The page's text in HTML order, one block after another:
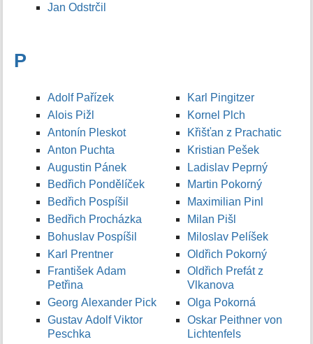
Jan Odstrčil
P
Adolf Pařízek
Alois Pižl
Antonín Pleskot
Anton Puchta
Augustin Pánek
Bedřich Pondělíček
Bedřich Pospíšil
Bedřich Procházka
Bohuslav Pospíšil
Karl Prentner
František Adam
Petřina
Georg Alexander Pick
Gustav Adolf Viktor
Peschka
Karl Pingitzer
Kornel Plch
Křišťan z Prachatic
Kristian Pešek
Ladislav Peprný
Martin Pokorný
Maximilian Pinl
Milan Pišl
Miloslav Pelíšek
Oldřich Pokorný
Oldřich Prefát z
Vlkanova
Olga Pokorná
Oskar Peithner von
Lichtenfels